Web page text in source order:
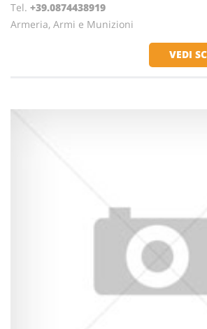
Tel. +39.0874438919
Armeria, Armi e Munizioni
VEDI